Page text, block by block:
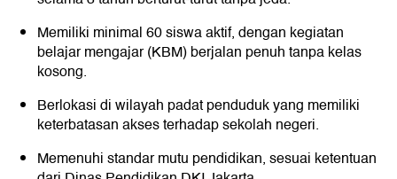
Memiliki minimal 60 siswa aktif, dengan kegiatan
belajar mengajar (KBM) berjalan penuh tanpa kelas
kosong.
Berlokasi di wilayah padat penduduk yang memiliki
keterbatasan akses terhadap sekolah negeri.
Memenuhi standar mutu pendidikan, sesuai ketentuan